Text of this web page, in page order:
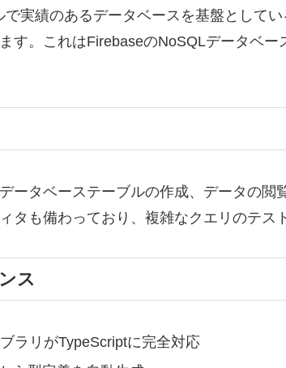
実績のあるデータベースを基盤として
す。これはFirebaseのNoSQLデータベー
ータベーステーブルの作成、データの閲
タも備わっており、複雑なクエリのテス
ス
ラリがTypeScriptに完全対応